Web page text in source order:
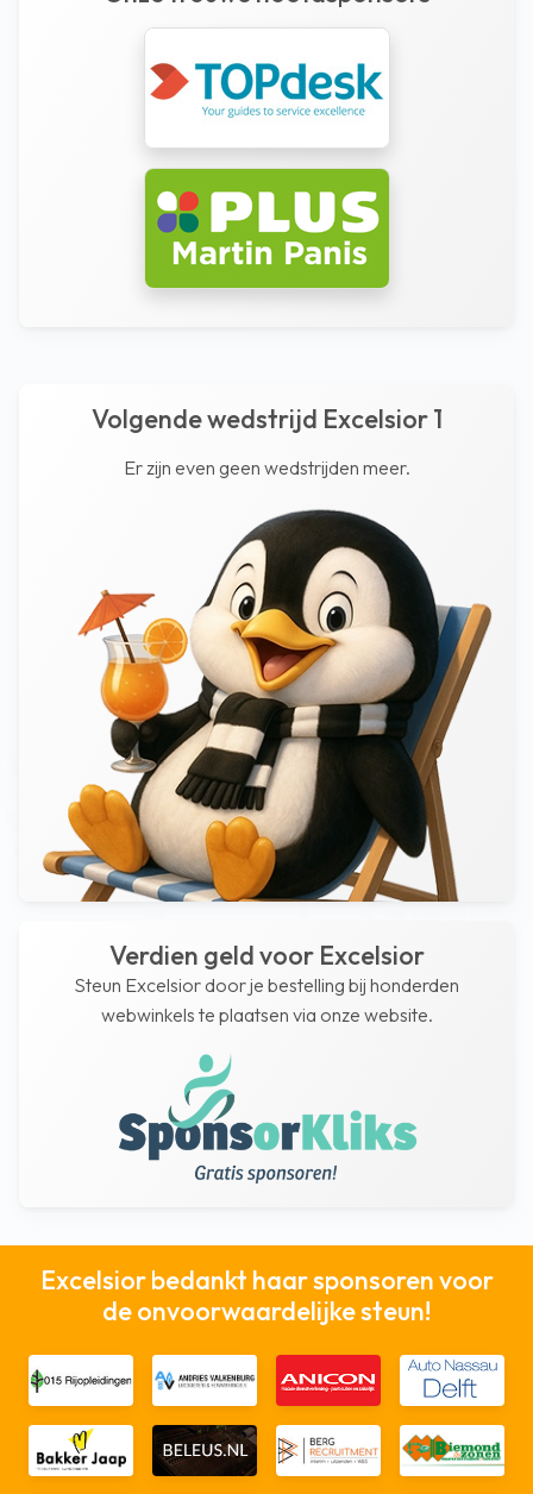
Volgende wedstrijd Excelsior 1
Er zijn even geen wedstrijden meer.
Verdien geld voor Excelsior
Steun Excelsior door je bestelling bij honderden
webwinkels te plaatsen via onze website.
Excelsior bedankt haar sponsoren voor
de onvoorwaardelijke steun!